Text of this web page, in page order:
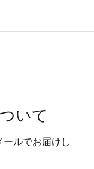
いて
ルでお届けし